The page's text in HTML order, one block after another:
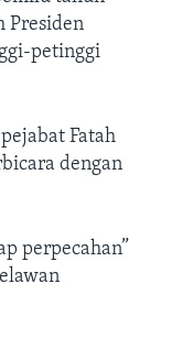
Presiden
petinggi
Fatah
dengan
perpecahan”